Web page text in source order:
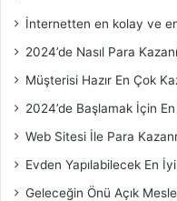
İnternetten en kolay ve
2024’de Nasıl Para
Müşterisi Hazır En Çok
2024’de Başlamak İçin
Web Sitesi İle Para
Evden Yapılabilecek En
Geleceğin Önü Açık